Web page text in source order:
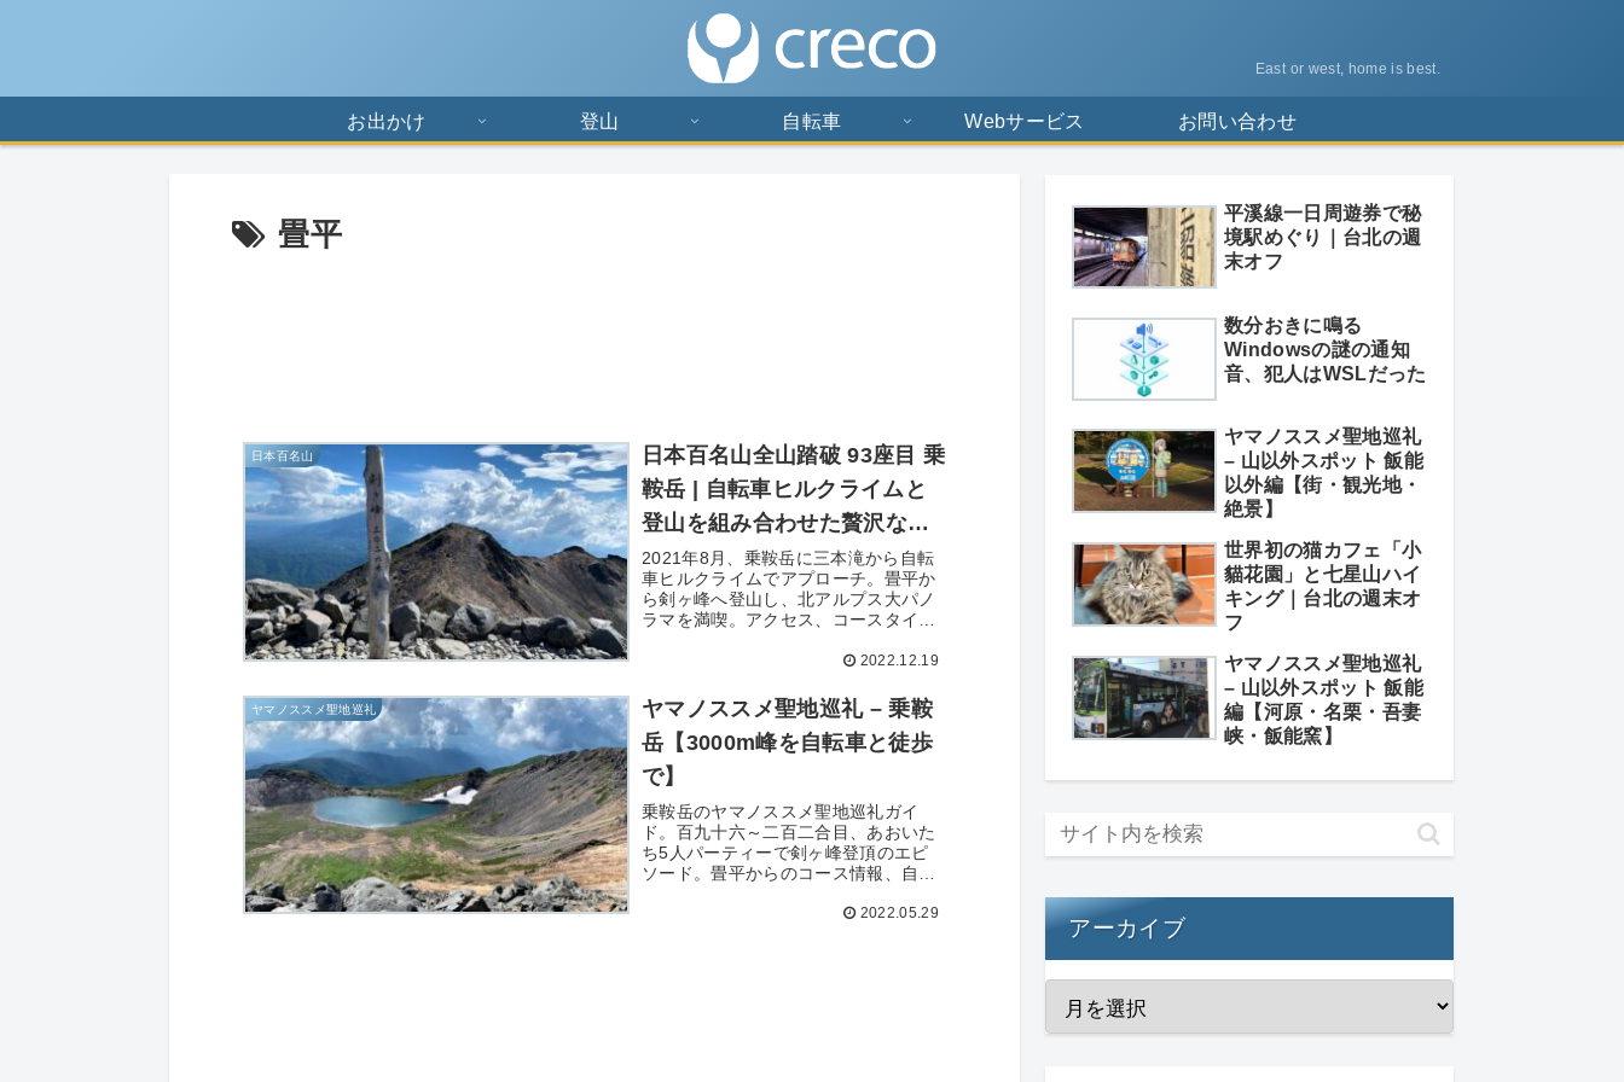
East or west, home is best.
お出かけ 登山 自転車 Webサービス お問い合わせ
畳平
日本百名山
日本百名山全山踏破 93座目 乗
鞍岳 | 自転車ヒルクライムと
登山を組み合わせた贅沢な山
行
2021年8月、乗鞍岳に三本滝から自転
車ヒルクライムでアプローチ。畳平か
ら剣ヶ峰へ登山し、北アルプス大パノ
ラマを満喫。アクセス、コースタイ
2022.12.19
ヤマノススメ聖地巡礼
ヤマノススメ聖地巡礼 – 乗鞍
岳【3000m峰を自転車と徒歩
で】
乗鞍岳のヤマノススメ聖地巡礼ガイ
ド。百九十六～二百二合目、あおいた
ち5人パーティーで剣ヶ峰登頂のエピ
ソード。畳平からのコース情報、自転
2022.05.29
平溪線一日周遊券で秘
境駅めぐり｜台北の週
末オフ
数分おきに鳴る
Windowsの謎の通知
音、犯人はWSLだった
ヤマノススメ聖地巡礼
– 山以外スポット 飯能
以外編【街・観光地・
絶景】
世界初の猫カフェ「小
貓花園」と七星山ハイ
キング｜台北の週末オ
フ
ヤマノススメ聖地巡礼
– 山以外スポット 飯能
編【河原・名栗・吾妻
峡・飯能窯】
アーカイブ